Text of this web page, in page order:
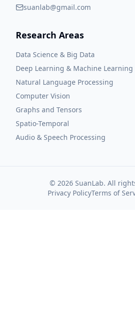
suanlab@gmail.com
Research Areas
Data Science & Big Data
Deep Learning & Machine Learning
Natural Language Processing
Computer Vision
Graphs and Tensors
Spatio-Temporal
Audio & Speech Processing
© 2026 SuanLab. All
Privacy PolicyTerms of